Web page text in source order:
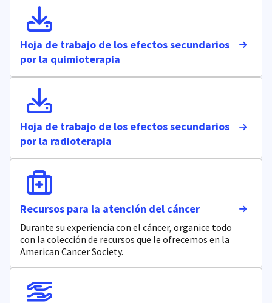
Hoja de trabajo de los efectos secundarios
por la quimioterapia
Hoja de trabajo de los efectos secundarios
por la radioterapia
Recursos para la atención del cáncer
Durante su experiencia con el cáncer, organice todo
con la colección de recursos que le ofrecemos en la
American Cancer Society.